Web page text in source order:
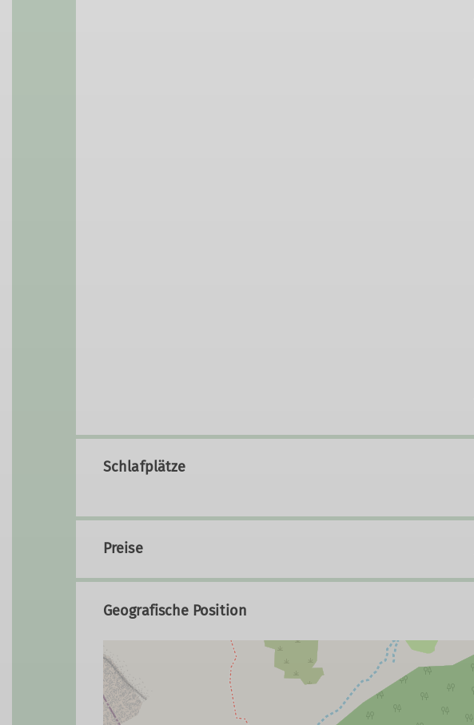
Schlafplätze
Preise
Geografische Position